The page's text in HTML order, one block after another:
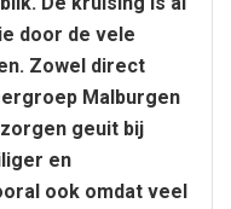
door de vele
Zowel direct
Malburgen
geuit bij
en
ook omdat veel